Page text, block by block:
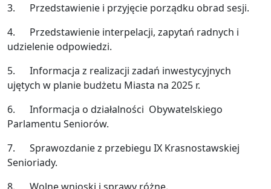
3. Przedstawienie i przyjęcie porządku obrad sesji.
4. Przedstawienie interpelacji, zapytań radnych i
udzielenie odpowiedzi.
5. Informacja z realizacji zadań inwestycyjnych
ujętych w planie budżetu Miasta na 2025 r.
6. Informacja o działalności Obywatelskiego
Parlamentu Seniorów.
7. Sprawozdanie z przebiegu IX Krasnostawskiej
Senioriady.